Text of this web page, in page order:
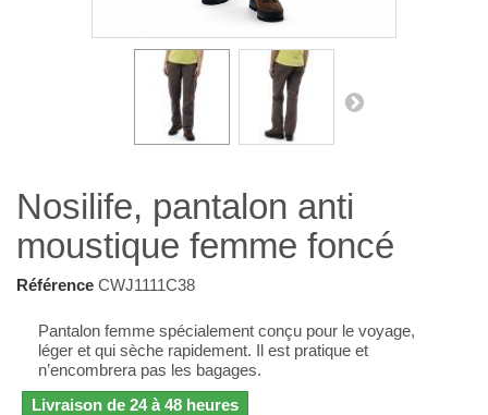
Nosilife, pantalon anti
moustique femme foncé
Référence CWJ1111C38
Pantalon femme spécialement conçu pour le voyage,
léger et qui sèche rapidement. Il est pratique et
n’encombrera pas les bagages.
Livraison de 24 à 48 heures